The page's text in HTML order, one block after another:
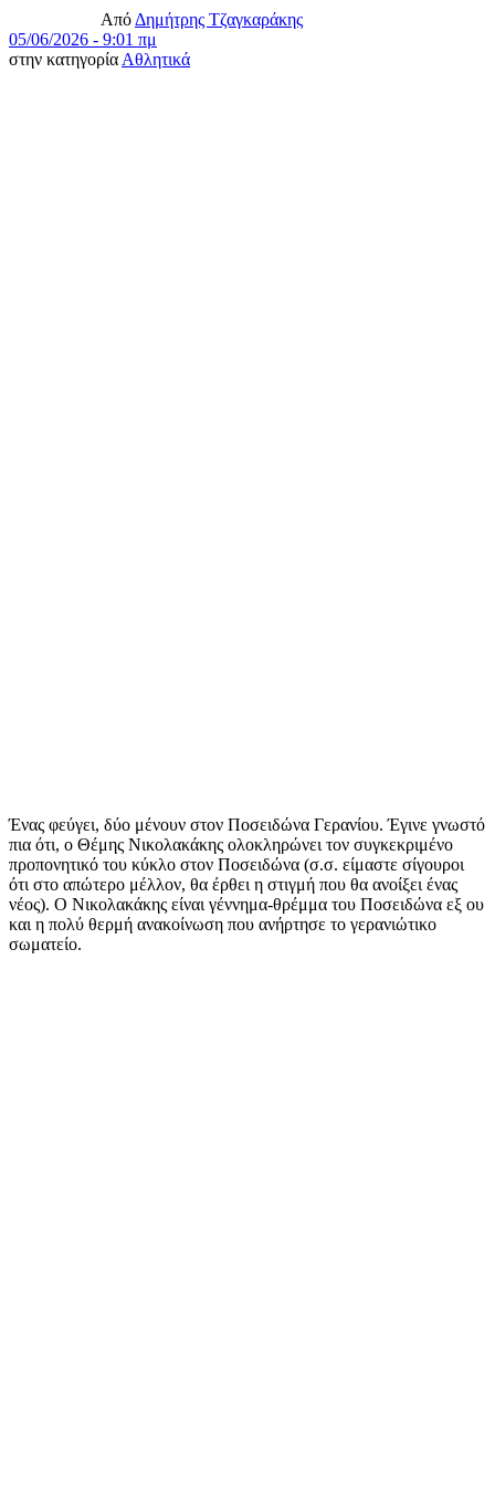
Από Δημήτρης Τζαγκαράκης
05/06/2026 - 9:01 πμ
στην κατηγορία Αθλητικά
Ένας φεύγει, δύο μένουν στον Ποσειδώνα Γερανίου. Έγινε γνωστό
πια ότι, ο Θέμης Νικολακάκης ολοκληρώνει τον συγκεκριμένο
προπονητικό του κύκλο στον Ποσειδώνα (σ.σ. είμαστε σίγουροι
ότι στο απώτερο μέλλον, θα έρθει η στιγμή που θα ανοίξει ένας
νέος). Ο Νικολακάκης είναι γέννημα-θρέμμα του Ποσειδώνα εξ ου
και η πολύ θερμή ανακοίνωση που ανήρτησε το γερανιώτικο
σωματείο.